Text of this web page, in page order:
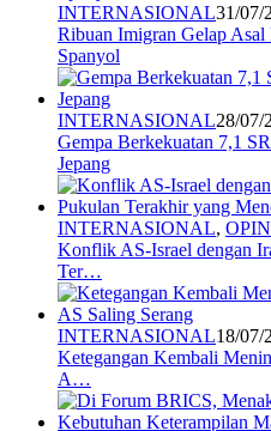
INTERNASIONAL31/07/
Ribuan Imigran Gelap
Spanyol
INTERNASIONAL28/07/
Gempa Berkekuatan 7,1
Jepang
INTERNASIONAL,
Konflik AS-Israel dengan
Ter…
INTERNASIONAL18/07/
Ketegangan Kembali
A…